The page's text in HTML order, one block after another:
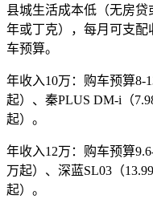
县城生活成本低（无房
年或丁克），每月可支
车预算。
年收入10万：购车预算8-
起）、秦PLUS DM-i（
起）。
年收入12万：购车预算
万起）、深蓝SL03（
起）。